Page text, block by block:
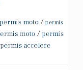
moto / permis
moto / permis
accelere